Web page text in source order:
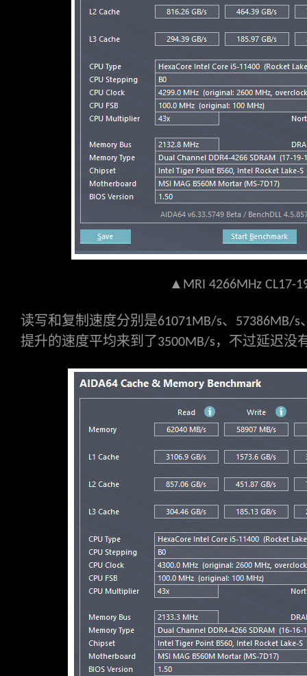
▲ MRI 4266MHz CL17-
读写和复制速度分别是61071MB/s、 57386MB/s
提升的速度平均来到了3500MB/s ，不过延迟没